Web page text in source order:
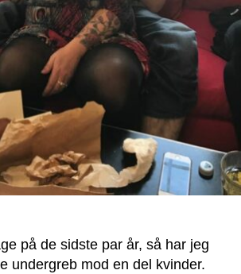
på de sidste par år, så har jeg
undergreb mod en del kvinder.